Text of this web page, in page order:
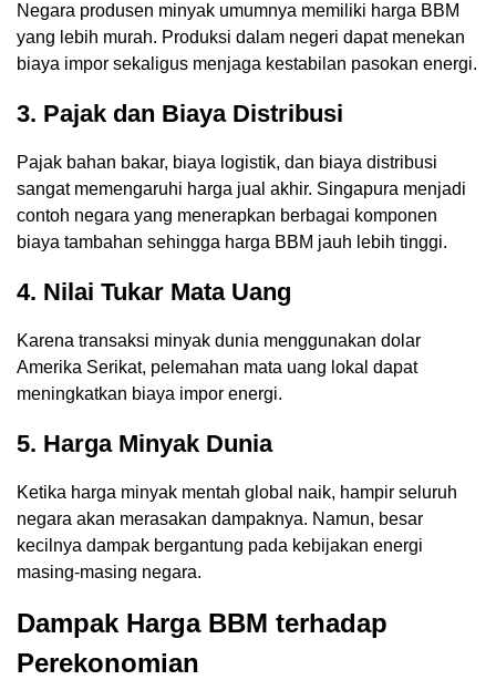
Negara produsen minyak umumnya memiliki harga BBM
yang lebih murah. Produksi dalam negeri dapat menekan
biaya impor sekaligus menjaga kestabilan pasokan energi.
3. Pajak dan Biaya Distribusi
Pajak bahan bakar, biaya logistik, dan biaya distribusi
sangat memengaruhi harga jual akhir. Singapura menjadi
contoh negara yang menerapkan berbagai komponen
biaya tambahan sehingga harga BBM jauh lebih tinggi.
4. Nilai Tukar Mata Uang
Karena transaksi minyak dunia menggunakan dolar
Amerika Serikat, pelemahan mata uang lokal dapat
meningkatkan biaya impor energi.
5. Harga Minyak Dunia
Ketika harga minyak mentah global naik, hampir seluruh
negara akan merasakan dampaknya. Namun, besar
kecilnya dampak bergantung pada kebijakan energi
masing-masing negara.
Dampak Harga BBM terhadap
Perekonomian